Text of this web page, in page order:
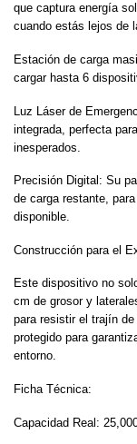
que captura energía
cuando estás lejos de
Estación de carga
cargar hasta 6
Luz Láser de
integrada, perfecta
inesperados.
Precisión Digital: Su
de carga restante,
disponible.
Construcción para el
Este dispositivo no
cm de grosor y
para resistir el trajín
protegido para
entorno.
Ficha Técnica:
Capacidad Real: